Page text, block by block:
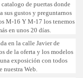
de puertas donde
sus gustos y preguntarnos
M-16 Y M-17 los tenemos
en unos 20 días.
en la calle Javier de
de la oferta y los modelos
exposición con todos
nuestra Web.